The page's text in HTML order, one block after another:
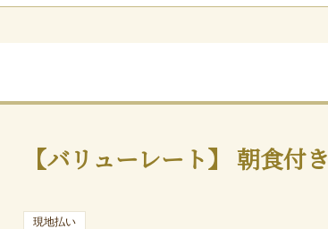
【バリューレート】 朝食付き
現地払い